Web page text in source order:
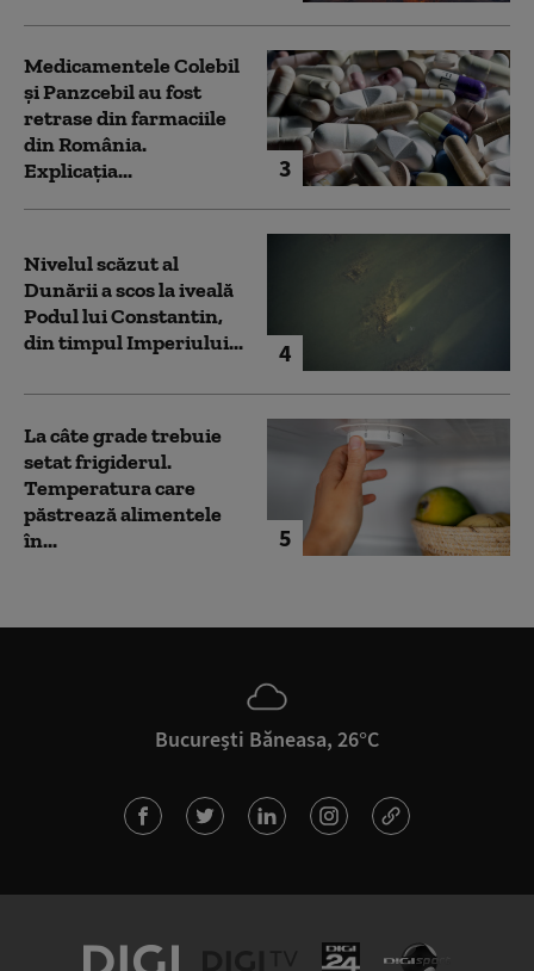
3
Medicamentele Colebil
și Panzcebil au fost
retrase din farmaciile
din România.
Explicația...
4
Nivelul scăzut al
Dunării a scos la iveală
Podul lui Constantin,
din timpul Imperiului...
5
La câte grade trebuie
setat frigiderul.
Temperatura care
păstrează alimentele
în...
București Băneasa, 26°C